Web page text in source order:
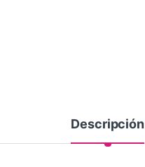
Descripción